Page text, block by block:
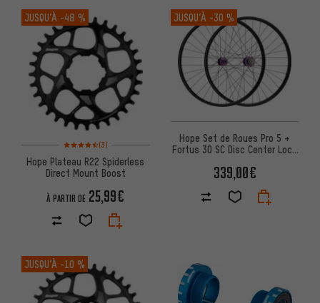
JUSQU’À -48 %
Note moyenne : 4,5 sur 5 d'après 3 avis
(3)
Hope Plateau R22 Spiderless
Direct Mount Boost
À PARTIR DE 25,99€
JUSQU’À -30 %
Hope Set de Roues Pro 5 +
Fortus 30 SC Disc Center Lock
339,00€
JUSQU’À -10 %